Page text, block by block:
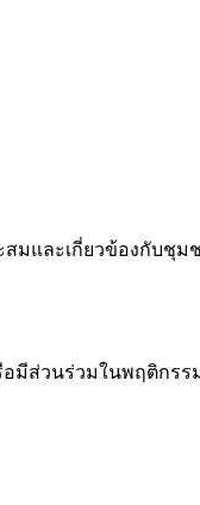
มและเกี่ยวข้องกับชุม
มีส่วนร่วมในพฤติก